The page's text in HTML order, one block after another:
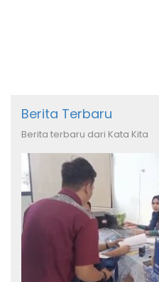
Berita Terbaru
Berita terbaru dari Kata Kita